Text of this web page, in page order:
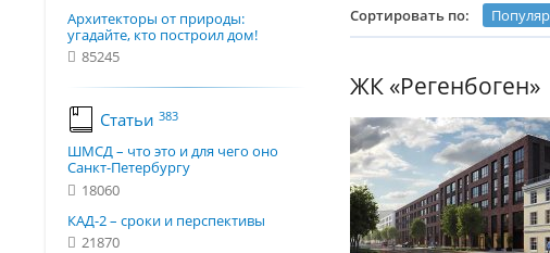
Архитекторы от природы:
угадайте, кто построил дом!
85245
Статьи 383
ШМСД – что это и для чего оно
Санкт-Петербургу
18060
КАД-2 – сроки и перспективы
21870
Сортировать по:
ЖК «Регенбоген»